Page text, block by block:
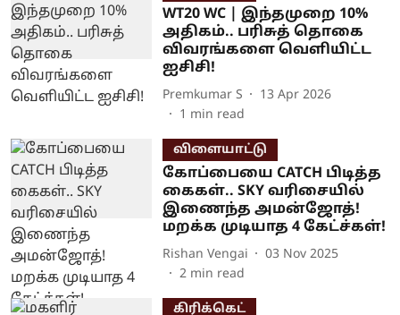
WT20 WC | இந்தமுறை 10%
அதிகம்.. பரிசுத் தொகை
விவரங்களை வெளியிட்ட
ஐசிசி!
Premkumar S
13 Apr 2026
1 min read
விளையாட்டு
கோப்பையை CATCH பிடித்த
கைகள்.. SKY வரிசையில்
இணைந்த அமன்ஜோத்!
மறக்க முடியாத 4 கேட்ச்கள்!
Rishan Vengai
03 Nov 2025
2 min read
கிரிக்கெட்